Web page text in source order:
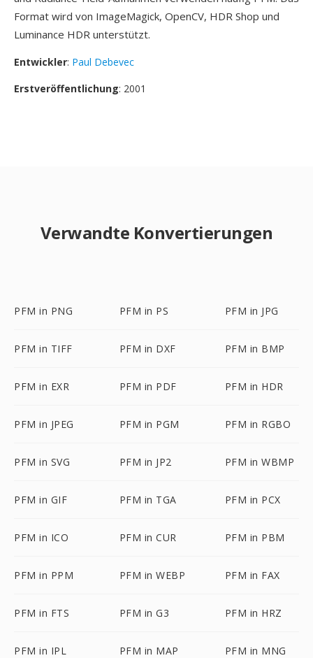
Format wird von ImageMagick, OpenCV, HDR Shop und
Luminance HDR unterstützt.
Entwickler: Paul Debevec
Erstveröffentlichung: 2001
Verwandte Konvertierungen
PFM in PNG PFM in PS PFM in JPG
PFM in TIFF PFM in DXF PFM in BMP
PFM in EXR PFM in PDF PFM in HDR
PFM in JPEG PFM in PGM PFM in RGBO
PFM in SVG PFM in JP2 PFM in WBMP
PFM in GIF PFM in TGA PFM in PCX
PFM in ICO PFM in CUR PFM in PBM
PFM in PPM PFM in WEBP PFM in FAX
PFM in FTS PFM in G3 PFM in HRZ
PFM in IPL PFM in MAP PFM in MNG